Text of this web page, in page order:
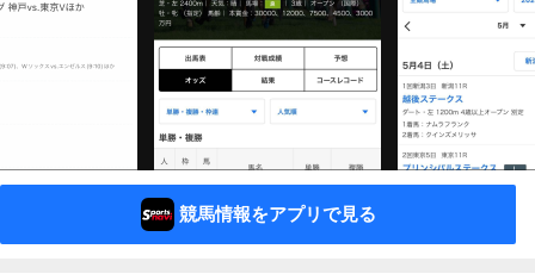
競馬情報をアプリで見る